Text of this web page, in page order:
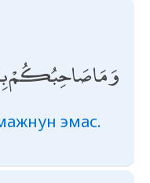
وَمَا صَاحِبُكُمْ
эмас.